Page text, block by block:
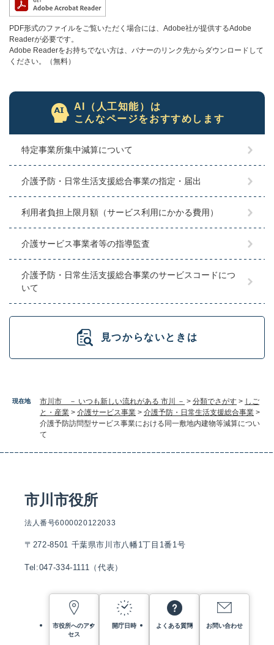
現在地 市川市 － いつも新しい流れがある 市川 － > 分類でさがす > しご
と・産業 > 介護サービス事業 > 介護予防・日常生活支援総合事業 >
介護予防訪問型サービス事業における同一敷地内建物等減算につい
て
PDF形式のファイルをご覧いただく場合には、Adobe社が提供するAdobe
Readerが必要です。
Adobe Readerをお持ちでない方は、バナーのリンク先からダウンロードして
ください。（無料）
AI（人工知能）は
こんなページをおすすめします
特定事業所集中減算について
介護予防・日常生活支援総合事業の指定・届出
利用者負担上限月額（サービス利用にかかる費用）
介護サービス事業者等の指導監査
介護予防・日常生活支援総合事業のサービスコードにつ
いて
見つからないときは
市川市役所
法人番号6000020122033
〒272-8501 千葉県市川市八幡1丁目1番1号
Tel:047-334-1111（代表）
市役所へのアク
セス
開庁日時 よくある質問 お問い合わせ